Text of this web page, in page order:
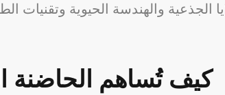
الجذعية والهندسة الحيوية وتقنيات
كيف تُساهم الحاضنة